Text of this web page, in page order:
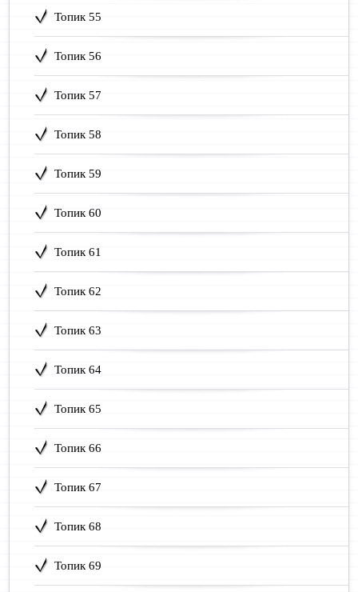
Топик 55
Топик 56
Топик 57
Топик 58
Топик 59
Топик 60
Топик 61
Топик 62
Топик 63
Топик 64
Топик 65
Топик 66
Топик 67
Топик 68
Топик 69